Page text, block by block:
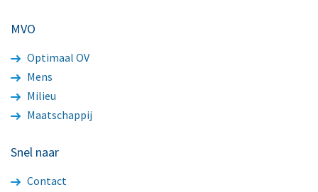
MVO
Optimaal OV
Mens
Milieu
Maatschappij
Snel naar
Contact